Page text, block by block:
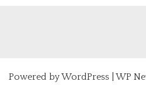
Powered byWordPress| WP